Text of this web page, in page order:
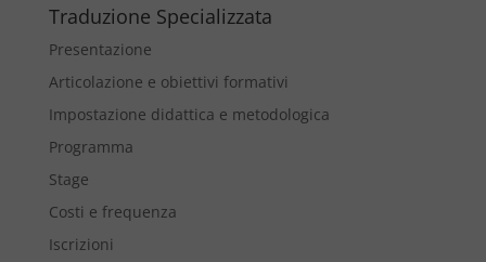
Traduzione Specializzata
Presentazione
Articolazione e obiettivi formativi
Impostazione didattica e metodologica
Programma
Stage
Costi e frequenza
Iscrizioni